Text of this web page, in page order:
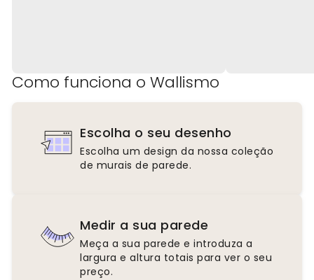
Como funciona o Wallismo
Escolha o seu desenho
Escolha um design da nossa coleção
de murais de parede.
Medir a sua parede
Meça a sua parede e introduza a
largura e altura totais para ver o seu
preço.